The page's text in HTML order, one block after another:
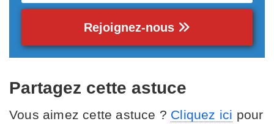
Rejoignez-nous
Partagez cette astuce
Vous aimez cette astuce ? Cliquez ici pour